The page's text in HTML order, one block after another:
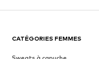
CATÉGORIES FEMMES